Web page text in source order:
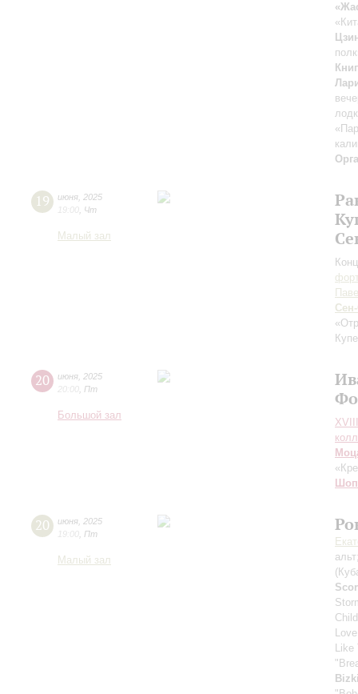
19 июня 2025
19:00 Чт
Малый зал
20 июня 2025
20:00 Пт
Большой зал
20 июня 2025
19:00 Пт
Малый зал